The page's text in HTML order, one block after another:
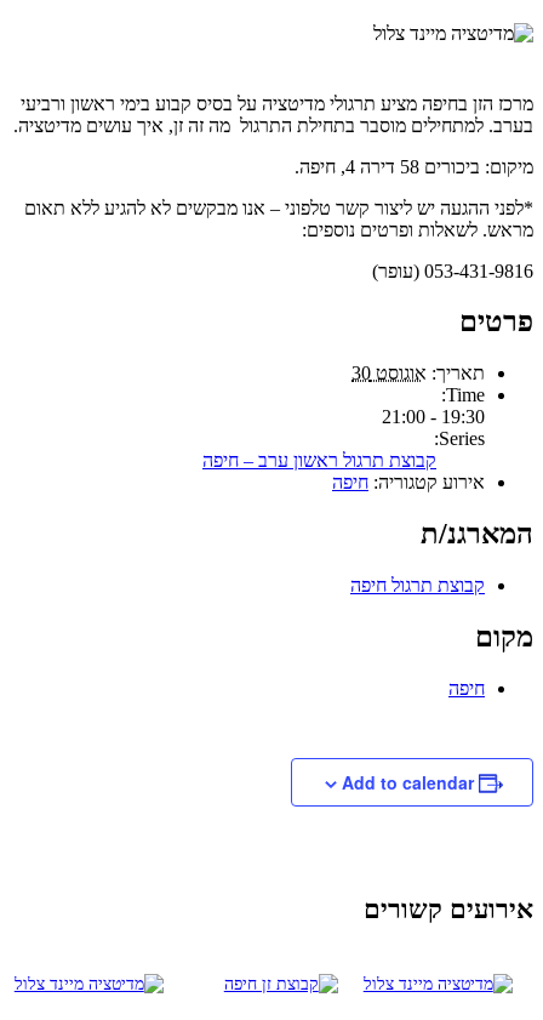
מרכז הזן בחיפה מציע תרגולי מדיטציה על בסיס קבוע בימי ראשון ורביעי
בערב. למתחילים מוסבר בתחילת התרגול מה זה זן, איך עושים מדיטציה.
מיקום: ביכורים 58 דירה 4, חיפה.
*לפני ההגעה יש ליצור קשר טלפוני – אנו מבקשים לא להגיע ללא תאום
מראש. לשאלות ופרטים נוספים:
053-431-9816 (עופר)
פרטים
תאריך: אוגוסט 30
Time:
19:30 - 21:00
Series:
קבוצת תרגול ראשון ערב – חיפה
אירוע קטגוריה: חיפה
המארגנ/ת
קבוצת תרגול חיפה
מקום
חיפה
Add to calendar
אירועים קשורים